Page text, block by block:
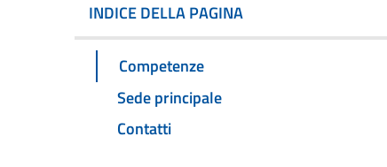
INDICE DELLA PAGINA
Competenze
Sede principale
Contatti